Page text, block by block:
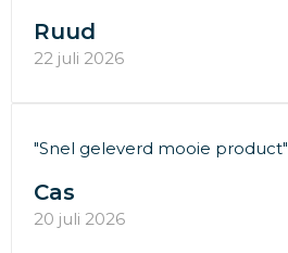
Ruud
22 juli 2026
"Snel geleverd mooie product"
Cas
20 juli 2026